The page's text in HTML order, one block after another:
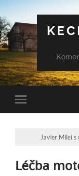
Přepnout
mobilní
Javier Milei
Léčba